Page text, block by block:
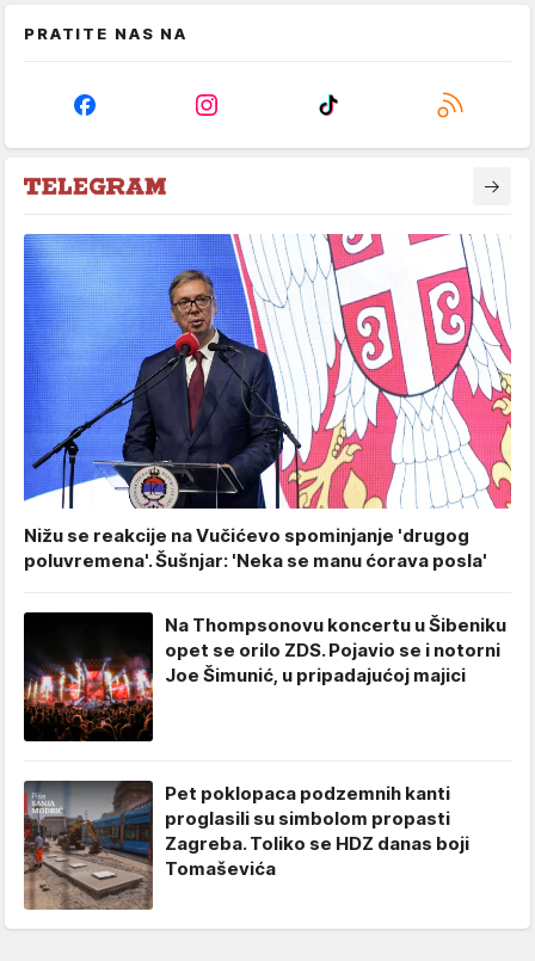
PRATITE NAS NA
Nižu se reakcije na Vučićevo spominjanje 'drugog
poluvremena'. Šušnjar: 'Neka se manu ćorava posla'
Na Thompsonovu koncertu u Šibeniku
opet se orilo ZDS. Pojavio se i notorni
Joe Šimunić, u pripadajućoj majici
Pet poklopaca podzemnih kanti
proglasili su simbolom propasti
Zagreba. Toliko se HDZ danas boji
Tomaševića